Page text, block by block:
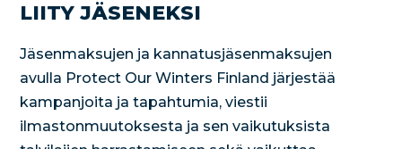
LIITY JÄSENEKSI
Jäsenmaksujen ja kannatusjäsenmaksujen
avulla Protect Our Winters Finland järjestää
kampanjoita ja tapahtumia, viestii
ilmastonmuutoksesta ja sen vaikutuksista